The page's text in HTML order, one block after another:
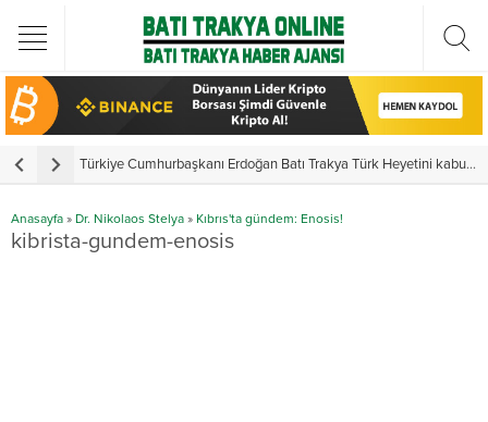
Türkiye Cumhurbaşkanı Erdoğan Batı Trakya Türk Heyetini kabul etti
Anasayfa » Dr. Nikolaos Stelya » Kıbrıs'ta gündem: Enosis!
kibrista-gundem-enosis